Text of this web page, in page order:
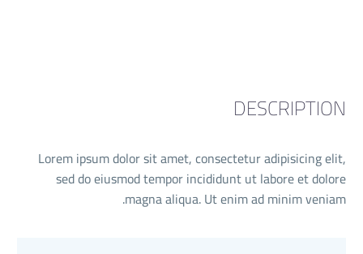
DESCRIPTION
Lorem ipsum dolor sit amet, consectetur adipisicing elit,
sed do eiusmod tempor incididunt ut labore et dolore
magna aliqua. Ut enim ad minim veniam.